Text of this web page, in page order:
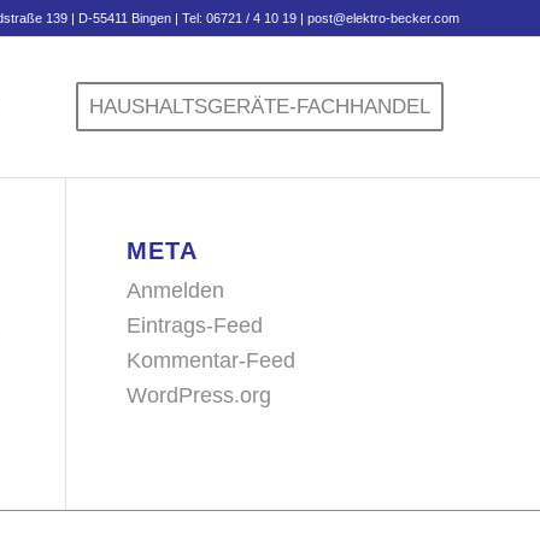
oder schreiben
139 | D-55411 Bingen | Tel: 06721 / 4 10 19 | post@elektro-becker.com
HAUSHALTSGERÄTE-FACHHANDEL
META
Anmelden
Eintrags-Feed
Kommentar-Feed
WordPress.org